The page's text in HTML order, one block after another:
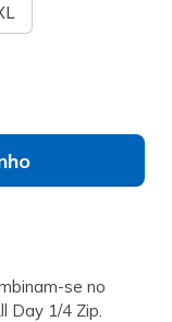
se no
Day 1/4 Zip.